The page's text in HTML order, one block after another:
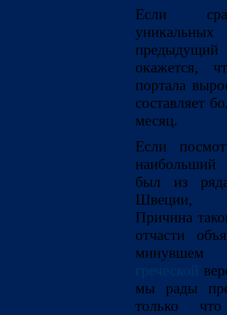
Если
окажется,
портала
составляет
месяц.
Если
был из
Швеции,
Причина
отчасти
мы рады
только